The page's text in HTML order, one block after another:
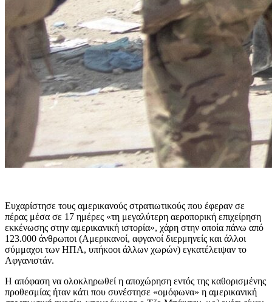
Ευχαρίστησε τους αμερικανούς στρατιωτικούς που έφεραν σε
πέρας μέσα σε 17 ημέρες «τη μεγαλύτερη αεροπορική επιχείρηση
εκκένωσης στην αμερικανική ιστορία», χάρη στην οποία πάνω από
123.000 άνθρωποι (Αμερικανοί, αφγανοί διερμηνείς και άλλοι
σύμμαχοι των ΗΠΑ, υπήκοοι άλλων χωρών) εγκατέλειψαν το
Αφγανιστάν.
Η απόφαση να ολοκληρωθεί η αποχώρηση εντός της καθορισμένης
προθεσμίας ήταν κάτι που συνέστησε «ομόφωνα» η αμερικανική